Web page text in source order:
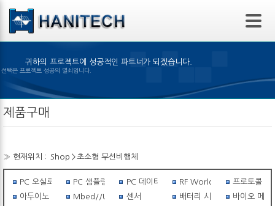
본문 바로가기
귀하의 프로젝트에 성공적인 파트너가 되겠습니다.
품의 선택은 프로젝트 성공의 열쇠입니다.
제품구매
» 현재위치 : Shop >초소형 무선비행체
PC 오실로스코프PC 샘플링스코프PC 데이터 로거 RF World
프로토콜 아
아두이노 세상
Mbed//USB I/O센서 배터리 시스템
바이오 메탈